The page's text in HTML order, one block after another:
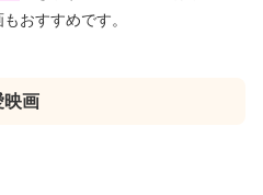
おすすめです。
映画